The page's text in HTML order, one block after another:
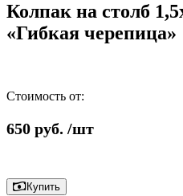
Колпак на столб
«Гибкая черепица»
Стоимость от:
650 руб. /шт
Купить